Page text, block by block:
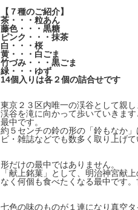
【７種のご紹介】
茶・・・粒あん
藤色・・・黒糖
ピンク・・・抹茶
白・・・桜
黄・・・白ごま
竹づみ・・・黒ごま
緑・・・ゆず
14個入りは各２個の詰合せです
東京２３区内唯一の渓谷として親し
渓谷を滝に向かって歩いていきま
最中です。
約５センチの鈴の形の「鈴もなか
ビ・雑誌などでも数多く取り上げて
形だけの最中ではありません。
「献上銘菓」として、明治神宮献
なく何個も食べたくなる最中です
七色の味のものが１連になり真空タ